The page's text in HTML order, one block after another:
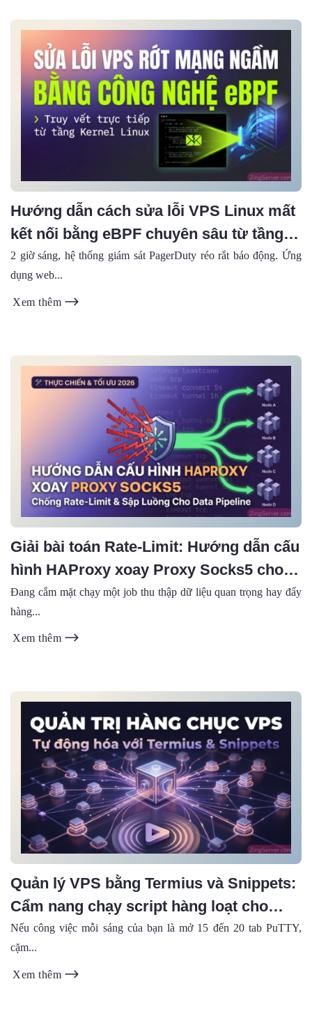
Hướng dẫn cách sửa lỗi VPS Linux mất
kết nối bằng eBPF chuyên sâu từ tầng
Kernel (2026)
2 giờ sáng, hệ thống giám sát PagerDuty réo rắt báo động. Ứng
dụng web...
Xem thêm
Giải bài toán Rate-Limit: Hướng dẫn cấu
hình HAProxy xoay Proxy Socks5 cho
Data Pipeline
Đang cắm mặt chạy một job thu thập dữ liệu quan trọng hay đẩy
hàng...
Xem thêm
Quản lý VPS bằng Termius và Snippets:
Cẩm nang chạy script hàng loạt cho
SysAdmin (2026)
Nếu công việc mỗi sáng của bạn là mở 15 đến 20 tab PuTTY,
cặm...
Xem thêm